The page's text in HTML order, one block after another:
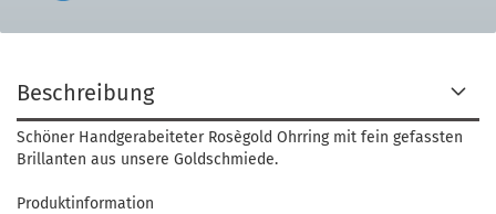
Beschreibung
Schöner Handgerabeiteter Rosègold Ohrring mit fein gefassten
Brillanten aus unsere Goldschmiede.
Produktinformation